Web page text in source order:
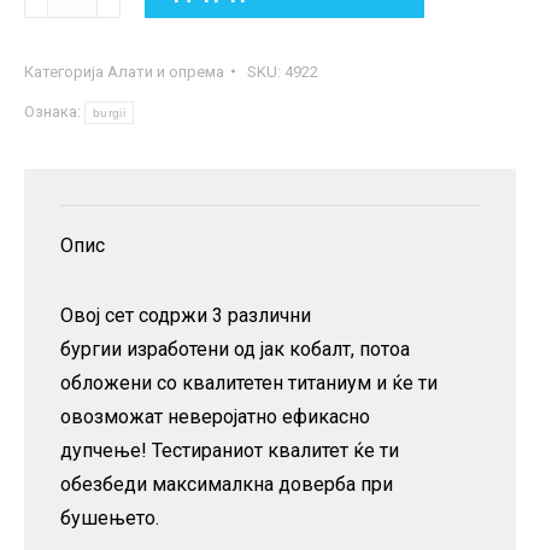
степенасти
бургии
Категорија Aлати и опрема SKU: 4922
Ознака: burgii
Опис
Овој сет содржи 3 различни
бургии изработени од јак кобалт, потоа
обложени со квалитетен титаниум и ќе ти
овозможат неверојатно ефикасно
дупчење! Тестираниот квалитет ќе ти
обезбеди максималкна доверба при
бушењето.